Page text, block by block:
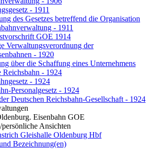
- 1911
des Gesetzes betreffend die Organisation
- 1911
GOE 1914
Verwaltungsverordnung der
- 1920
über die Schaffung eines Unternehmens
Reichsbahn - 1924
- 1924
Personalgesetz - 1924
Deutschen Reichsbahn-Gesellschaft - 1924
Eisenbahn GOE
Ansichten
Gleishalle Oldenburg Hbf
Bezeichnung(en)